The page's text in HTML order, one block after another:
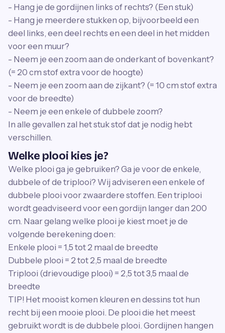
- Hang je de gordijnen links of rechts? (Een stuk)
- Hang je meerdere stukken op, bijvoorbeeld een
deel links, een deel rechts en een deel in het midden
voor een muur?
- Neem je een zoom aan de onderkant of bovenkant?
(= 20 cm stof extra voor de hoogte)
- Neem je een zoom aan de zijkant? (= 10 cm stof extra
voor de breedte)
- Neem je een enkele of dubbele zoom?
In alle gevallen zal het stuk stof dat je nodig hebt
verschillen.
Welke plooi kies je?
Welke plooi ga je gebruiken? Ga je voor de enkele,
dubbele of de triplooi? Wij adviseren een enkele of
dubbele plooi voor zwaardere stoffen. Een triplooi
wordt geadviseerd voor een gordijn langer dan 200
cm. Naar gelang welke plooi je kiest moet je de
volgende berekening doen:
Enkele plooi = 1,5 tot 2 maal de breedte
Dubbele plooi = 2 tot 2,5 maal de breedte
Triplooi (drievoudige plooi) = 2,5 tot 3,5 maal de
breedte
TIP! Het mooist komen kleuren en dessins tot hun
recht bij een mooie plooi. De plooi die het meest
gebruikt wordt is de dubbele plooi. Gordijnen hangen